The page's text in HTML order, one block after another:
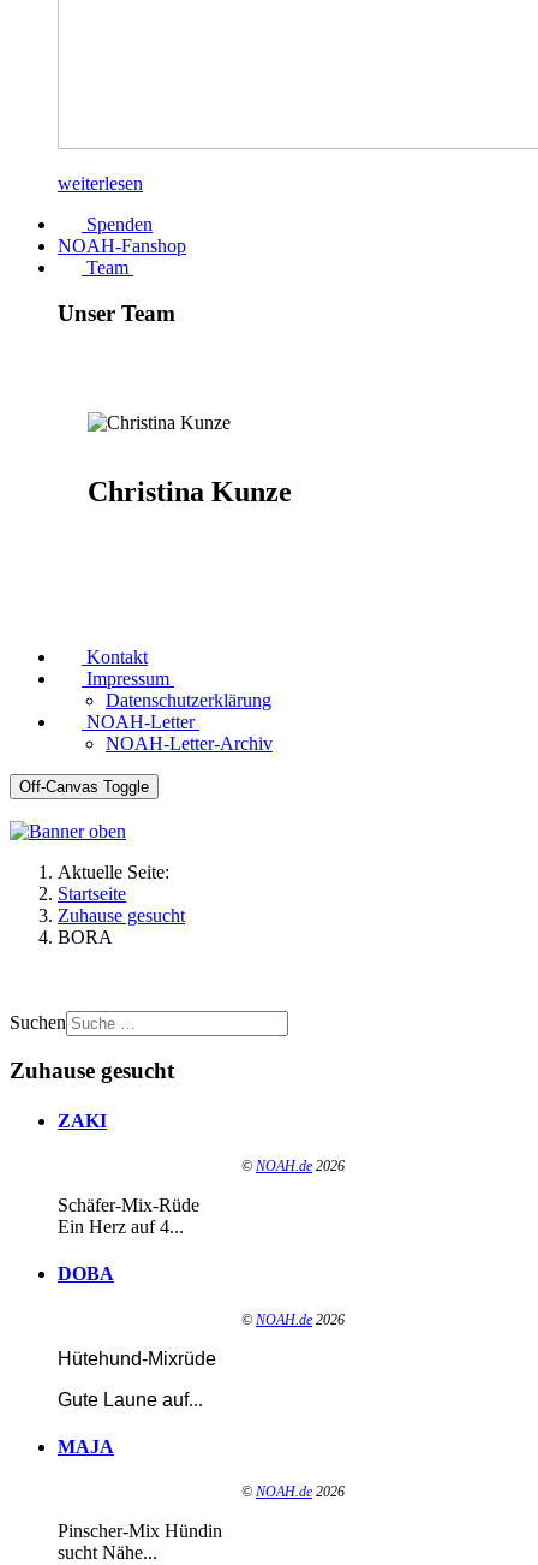
weiterlesen
Spenden
NOAH-Fanshop
Team
Unser Team
Christina Kunze
Kontakt
Impressum
Datenschutzerklärung
NOAH-Letter
NOAH-Letter-Archiv
Off-Canvas Toggle
Aktuelle Seite:
Startseite
Zuhause gesucht
BORA
Suchen
Zuhause gesucht
ZAKI
© NOAH.de 2026
Schäfer-Mix-Rüde
Ein Herz auf 4...
DOBA
© NOAH.de 2026
Hütehund-Mixrüde
Gute Laune auf...
MAJA
© NOAH.de 2026
Pinscher-Mix Hündin
sucht Nähe...